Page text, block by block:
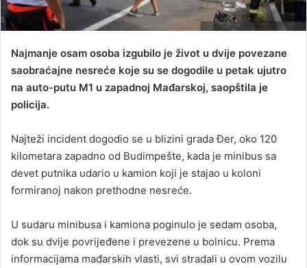
Najmanje osam osoba izgubilo je život u dvije povezane
saobraćajne nesreće koje su se dogodile u petak ujutro
na auto-putu M1 u zapadnoj Mađarskoj, saopštila je
policija.
Najteži incident dogodio se u blizini grada Đer, oko 120
kilometara zapadno od Budimpešte, kada je minibus sa
devet putnika udario u kamion koji je stajao u koloni
formiranoj nakon prethodne nesreće.
U sudaru minibusa i kamiona poginulo je sedam osoba,
dok su dvije povrijeđene i prevezene u bolnicu. Prema
informacijama mađarskih vlasti, svi stradali u ovom vozilu